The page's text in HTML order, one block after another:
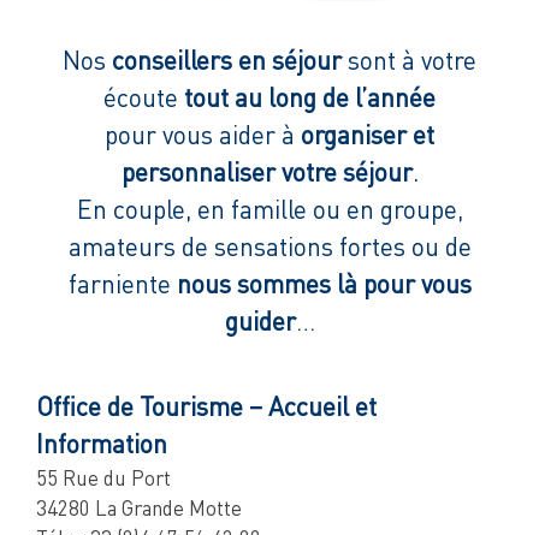
Nos conseillers en séjoursont à votre
écoute tout au long de l’année
pour vous aider à organiser et
personnaliser votre séjour.
En couple, en famille ou en groupe,
amateurs de sensations fortes ou de
farniente nous sommes là pour vous
guider…
Office de Tourisme – Accueil et
Information
55 Rue du Port
34280 La Grande Motte